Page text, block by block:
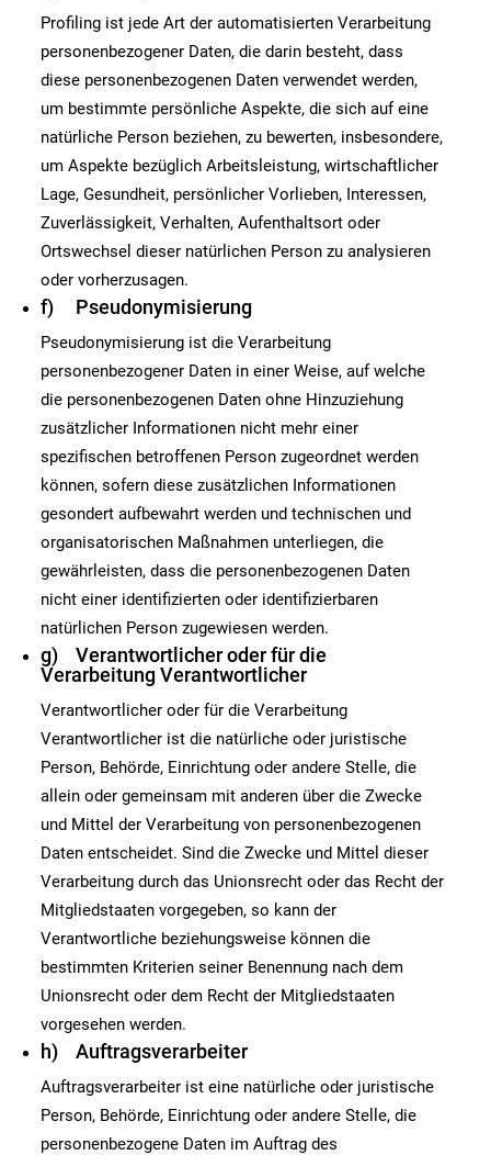
Profiling ist jede Art der automatisierten Verarbeitung
personenbezogener Daten, die darin besteht, dass
diese personenbezogenen Daten verwendet werden,
um bestimmte persönliche Aspekte, die sich auf eine
natürliche Person beziehen, zu bewerten, insbesondere,
um Aspekte bezüglich Arbeitsleistung, wirtschaftlicher
Lage, Gesundheit, persönlicher Vorlieben, Interessen,
Zuverlässigkeit, Verhalten, Aufenthaltsort oder
Ortswechsel dieser natürlichen Person zu analysieren
oder vorherzusagen.
f) Pseudonymisierung
Pseudonymisierung ist die Verarbeitung
personenbezogener Daten in einer Weise, auf welche
die personenbezogenen Daten ohne Hinzuziehung
zusätzlicher Informationen nicht mehr einer
spezifischen betroffenen Person zugeordnet werden
können, sofern diese zusätzlichen Informationen
gesondert aufbewahrt werden und technischen und
organisatorischen Maßnahmen unterliegen, die
gewährleisten, dass die personenbezogenen Daten
nicht einer identifizierten oder identifizierbaren
natürlichen Person zugewiesen werden.
g) Verantwortlicher oder für die
Verarbeitung Verantwortlicher
Verantwortlicher oder für die Verarbeitung
Verantwortlicher ist die natürliche oder juristische
Person, Behörde, Einrichtung oder andere Stelle, die
allein oder gemeinsam mit anderen über die Zwecke
und Mittel der Verarbeitung von personenbezogenen
Daten entscheidet. Sind die Zwecke und Mittel dieser
Verarbeitung durch das Unionsrecht oder das Recht der
Mitgliedstaaten vorgegeben, so kann der
Verantwortliche beziehungsweise können die
bestimmten Kriterien seiner Benennung nach dem
Unionsrecht oder dem Recht der Mitgliedstaaten
vorgesehen werden.
h) Auftragsverarbeiter
Auftragsverarbeiter ist eine natürliche oder juristische
Person, Behörde, Einrichtung oder andere Stelle, die
personenbezogene Daten im Auftrag des